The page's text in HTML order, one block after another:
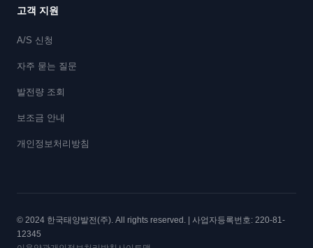
고객 지원
A/S 신청
자주 묻는 질문
발전량 조회
보조금 안내
개인정보처리방침
© 2024 한국태양발전(주). All rights reserved. | 사업자등록번호: 220-81-
12345